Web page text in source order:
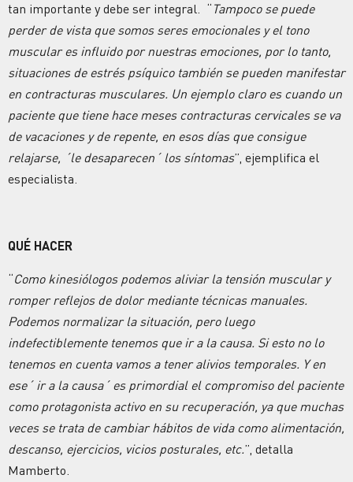
tan importante y debe ser integral. “ Tampoco se puede
perder de vista que somos seres emocionales y el tono
muscular es influido por nuestras emociones, por lo tanto,
situaciones de estrés psíquico también se pueden manifestar
en contracturas musculares. Un ejemplo claro es cuando un
paciente que tiene hace meses contracturas cervicales se va
de vacaciones y de repente, en esos días que consigue
relajarse, ´le desaparecen´ los síntomas”, ejemplifica el
especialista.
QUÉ HACER
“Como kinesiólogos podemos aliviar la tensión muscular y
romper reflejos de dolor mediante técnicas manuales.
Podemos normalizar la situación, pero luego
indefectiblemente tenemos que ir a la causa. Si esto no lo
tenemos en cuenta vamos a tener alivios temporales. Y en
ese´ ir a la causa´ es primordial el compromiso del paciente
como protagonista activo en su recuperación, ya que muchas
veces se trata de cambiar hábitos de vida como alimentación,
descanso, ejercicios, vicios posturales, etc.”, detalla
Mamberto.